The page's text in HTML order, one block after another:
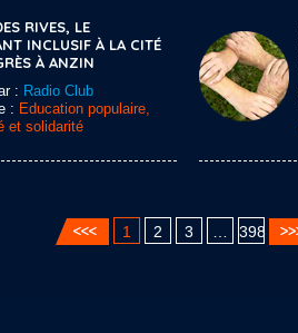
RIVES, LE
INCLUSIF À LA CITÉ
À ANZIN
: Radio Club
: Education populaire,
et solidarité
1 2 3 398